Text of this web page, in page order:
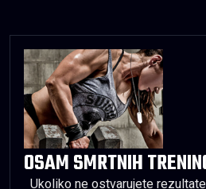
OSAM SMRTNIH